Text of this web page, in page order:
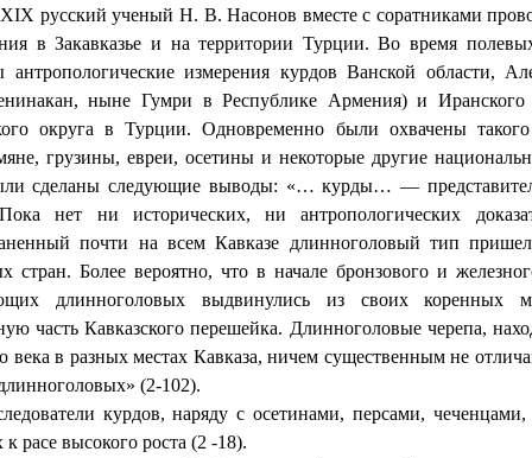
XIX русский ученый Н. В. Насонов вместе с соратниками
в Закавказье и на территории Турции. Во время
антропологические измерения курдов Ванской области,
ныне Гумри в Республике Армения) и Иранского
округа в Турции. Одновременно были охвачены
грузины, евреи, осетины и некоторые другие
сделаны следующие выводы: «… курды… —
нет ни исторических, ни антропологических
почти на всем Кавказе длинноголовый тип
стран. Более вероятно, что в начале бронзового и
длинноголовых выдвинулись из своих коренных
часть Кавказского перешейка. Длинноголовые черепа,
века в разных местах Кавказа, ничем существенным не
(2-102).
курдов, наряду с осетинами, персами, чеченцами,
к расе высокого роста (2 -18).